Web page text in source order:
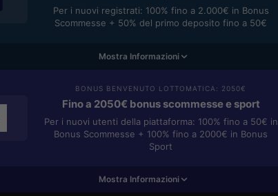
Per i nuovi registrati: 100% fino a 2.000€ in Bonus
Scommesse + 50% del primo deposito fino a 50€
Mostra Informazioni
BONUS BENVENUTO LOTTOMATICA: 2050€
Fino a 2050€ bonus scommesse e sport
Per i nuovi utenti della piattaforma: 100% fino a 50€ in
Bonus Scommesse + 100% fino a 2000€ in Bonus
Sport
Mostra Informazioni